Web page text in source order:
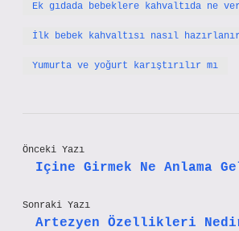
Ek gıdada bebeklere kahvaltıda ne
İlk bebek kahvaltısı nasıl hazırlanır
Yumurta ve yoğurt karıştırılır mı
Önceki Yazı
Içine Girmek Ne Anlama
Sonraki Yazı
Artezyen Özellikleri